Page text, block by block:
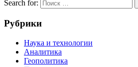
Search for:
Рубрики
Наука и технологии
Аналитика
Геополитика